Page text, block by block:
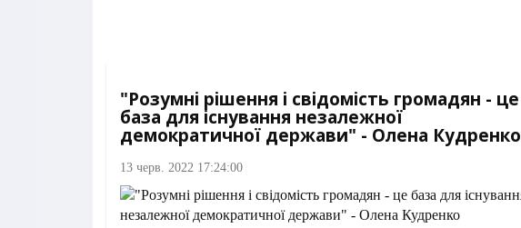
"Розумні рішення і свідомість громадян - це
база для існування незалежної
демократичної держави" - Олена Кудренко
13 черв. 2022 17:24:00